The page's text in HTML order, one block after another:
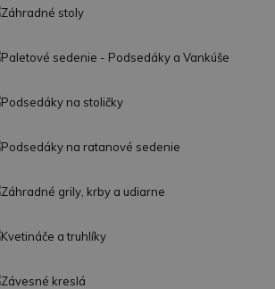
Záhradné stoly
Paletové sedenie - Podsedáky a Vankúše
Podsedáky na stoličky
Podsedáky na ratanové sedenie
Záhradné grily, krby a udiarne
Kvetináče a truhlíky
Závesné kreslá